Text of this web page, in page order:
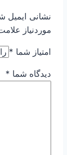
نشانی ایمیل
موردنیاز
امتیاز شما *
دیدگاه شما *